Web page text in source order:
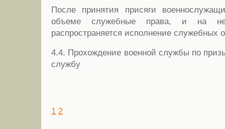
После принятия присяги
объеме служебные права, и на
распространяется исполнение служебных
4.4. Прохождение военной службы по
службу
1 2